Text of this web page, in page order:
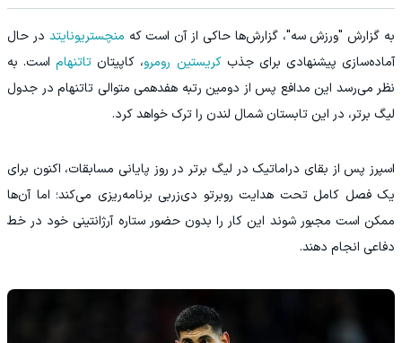
به گزارش "ورزش سه"، گزارش‌ها حاکی از آن است که منچستریونایتد در حال
آماده‌سازی پیشنهادی برای جذبکریستین رومرو، کاپیتان تاتنهاماست. به
نظر می‌رسد این مدافع پس از دومین رتبه هفدهمی متوالی تاتنهام در جدول
لیگ برتر، در این تابستان شمال لندن را ترک خواهد کرد.
اسپرز پس از بقای دراماتیک در لیگ برتر در روز پایانی مسابقات، اکنون برای
یک فصل کامل تحت هدایت روبرتو دی‌زربی برنامه‌ریزی می‌کند؛ اما آن‌ها
ممکن است مجبور شوند این کار را بدون حضور ستاره آرژانتینی خود در خط
دفاعی انجام دهند.